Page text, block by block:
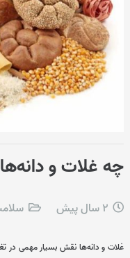
چه غلات و
2 سال پیش
غلات و دانه‌ها نقش بسیار مهمی در